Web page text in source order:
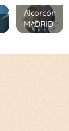
Alcorcón
MADRID